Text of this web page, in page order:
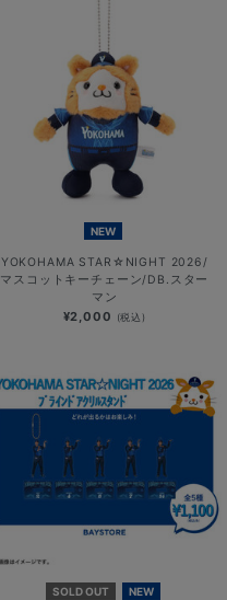
NEW
YOKOHAMA STAR☆NIGHT 2026/
マスコットキーチェーン/DB.スター
マン
¥2,000 (税込)
SOLD OUT NEW